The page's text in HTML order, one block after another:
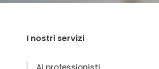
I nostri servizi